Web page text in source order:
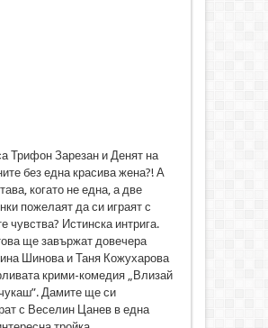
Трифон Зарезан и Денят на
без една красива жена?! А
когато не една, а две
пожелаят да си играят с
чувства? Истинска интрига.
ще завържат довечера
Шинова и Таня Кожухарова
крими-комедия „Влизай
Дамите ще си
с Веселин Цанев в една